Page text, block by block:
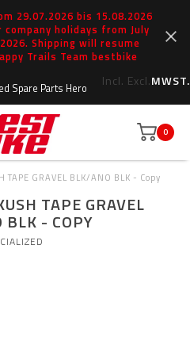
29.07.2026 bis 15.08.2026
holidays from July
Shipping will resume
Trails Team bestbike
Incl. Excl.MWST.
Spare Parts Hero
0
TAPE GRAVEL BLK/ANO BLK - Copy
TAPE GRAVEL
- COPY